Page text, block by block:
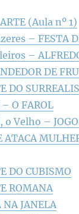
(Aula nº 1)
– FESTA
–
DE
DO
O FAROL
o Velho –
ATACA
DO CUBISMO
ROMANA
JANELA